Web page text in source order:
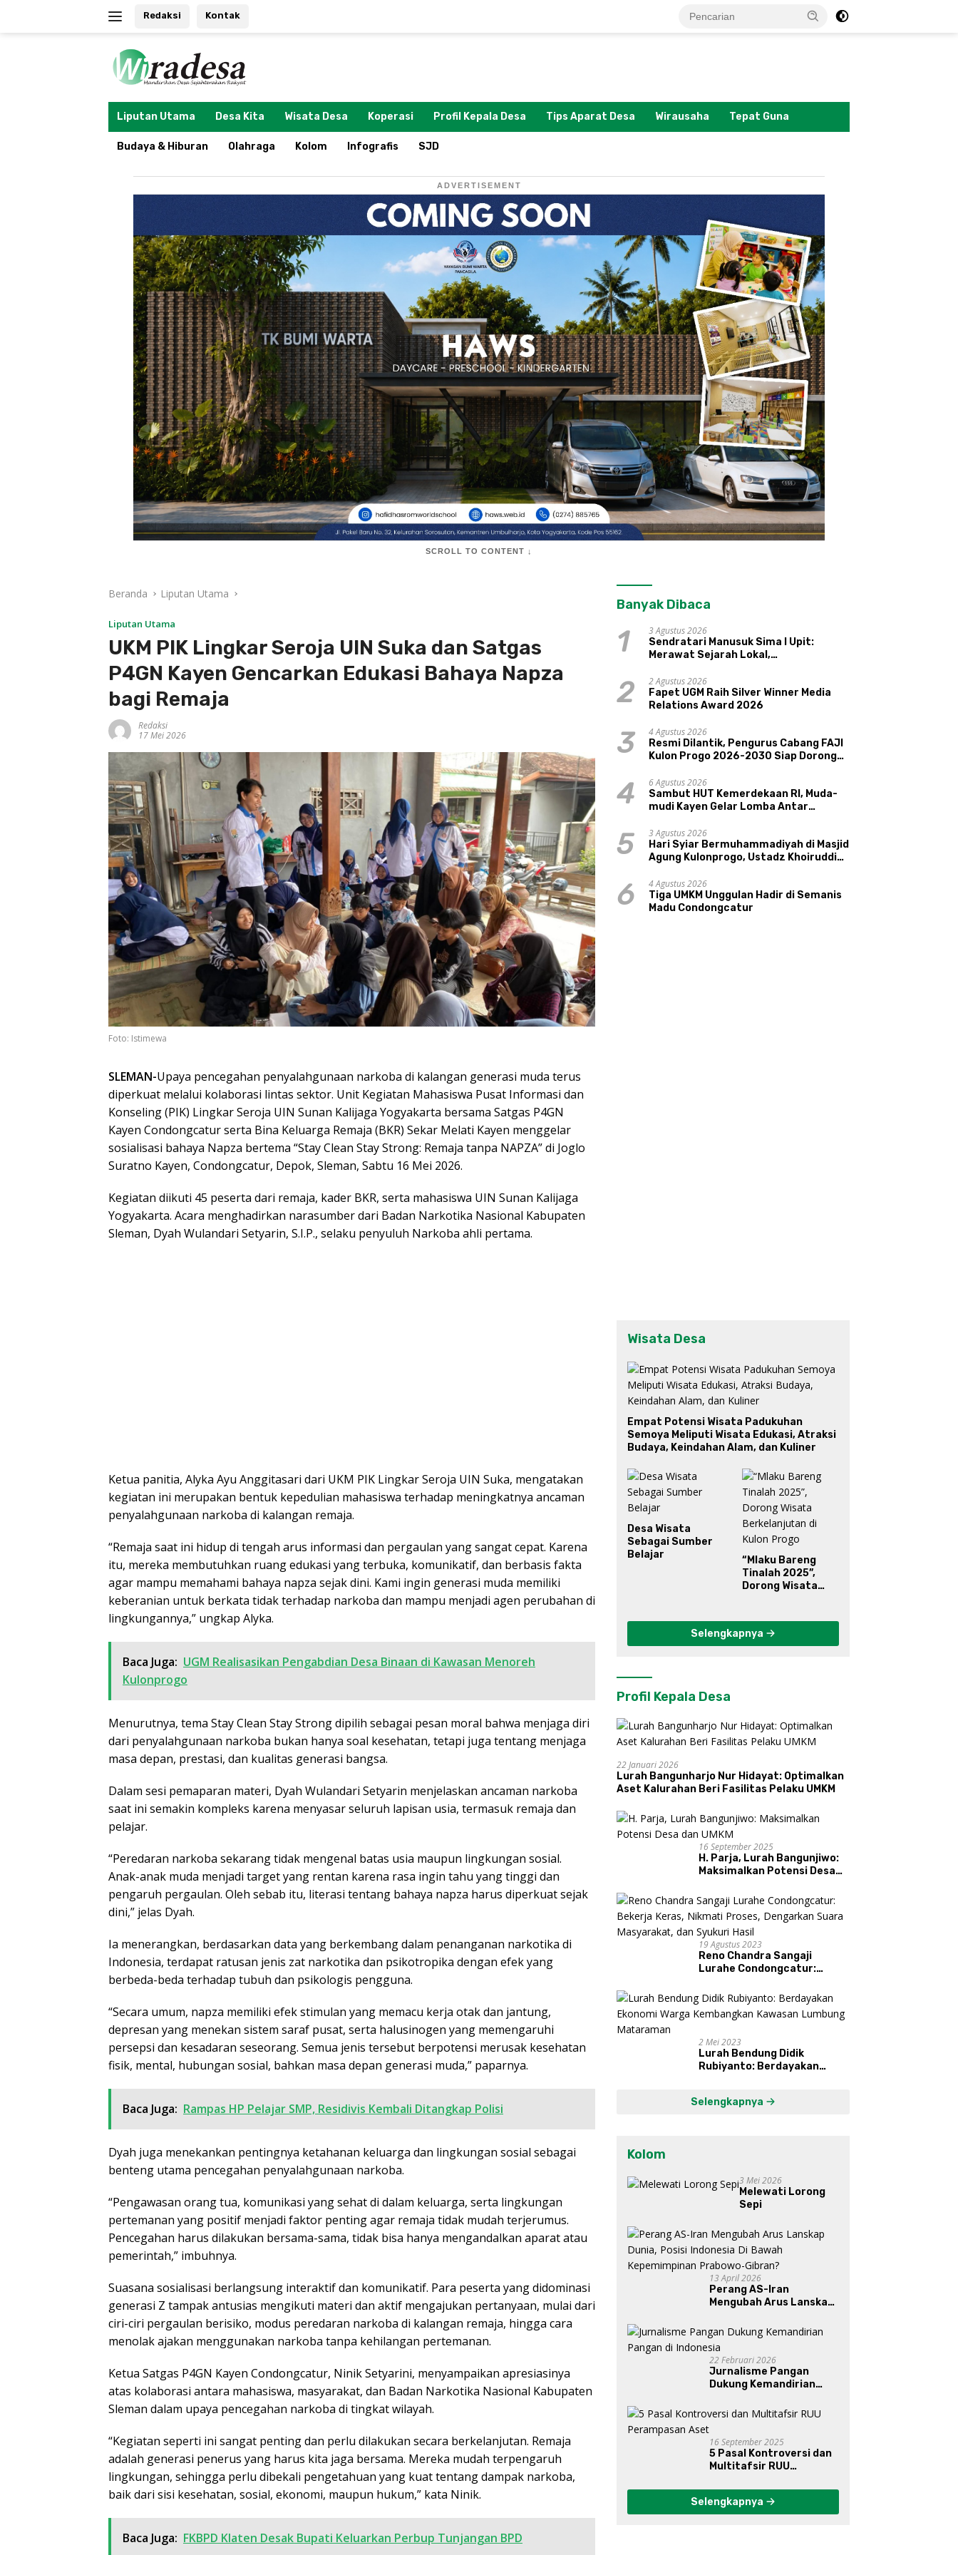
Redaksi Kontak
Liputan Utama Desa Kita Wisata Desa Koperasi Profil Kepala Desa Tips Aparat Desa Wirausaha Tepat Guna
Budaya & Hiburan Olahraga Kolom Infografis SJD
ADVERTISEMENT
SCROLL TO CONTENT ↓
Beranda Liputan Utama
Liputan Utama
UKM PIK Lingkar Seroja UIN Suka dan Satgas
P4GN Kayen Gencarkan Edukasi Bahaya Napza
bagi Remaja
Redaksi
17 Mei 2026
Foto: Istimewa
SLEMAN-Upaya pencegahan penyalahgunaan narkoba di kalangan generasi muda terus
diperkuat melalui kolaborasi lintas sektor. Unit Kegiatan Mahasiswa Pusat Informasi dan
Konseling (PIK) Lingkar Seroja UIN Sunan Kalijaga Yogyakarta bersama Satgas P4GN
Kayen Condongcatur serta Bina Keluarga Remaja (BKR) Sekar Melati Kayen menggelar
sosialisasi bahaya Napza bertema “Stay Clean Stay Strong: Remaja tanpa NAPZA” di Joglo
Suratno Kayen, Condongcatur, Depok, Sleman, Sabtu 16 Mei 2026.
Kegiatan diikuti 45 peserta dari remaja, kader BKR, serta mahasiswa UIN Sunan Kalijaga
Yogyakarta. Acara menghadirkan narasumber dari Badan Narkotika Nasional Kabupaten
Sleman, Dyah Wulandari Setyarin, S.I.P., selaku penyuluh Narkoba ahli pertama.
Ketua panitia, Alyka Ayu Anggitasari dari UKM PIK Lingkar Seroja UIN Suka, mengatakan
kegiatan ini merupakan bentuk kepedulian mahasiswa terhadap meningkatnya ancaman
penyalahgunaan narkoba di kalangan remaja.
“Remaja saat ini hidup di tengah arus informasi dan pergaulan yang sangat cepat. Karena
itu, mereka membutuhkan ruang edukasi yang terbuka, komunikatif, dan berbasis fakta
agar mampu memahami bahaya napza sejak dini. Kami ingin generasi muda memiliki
keberanian untuk berkata tidak terhadap narkoba dan mampu menjadi agen perubahan di
lingkungannya,” ungkap Alyka.
Baca Juga: UGM Realisasikan Pengabdian Desa Binaan di Kawasan Menoreh
Kulonprogo
Menurutnya, tema Stay Clean Stay Strong dipilih sebagai pesan moral bahwa menjaga diri
dari penyalahgunaan narkoba bukan hanya soal kesehatan, tetapi juga tentang menjaga
masa depan, prestasi, dan kualitas generasi bangsa.
Dalam sesi pemaparan materi, Dyah Wulandari Setyarin menjelaskan ancaman narkoba
saat ini semakin kompleks karena menyasar seluruh lapisan usia, termasuk remaja dan
pelajar.
“Peredaran narkoba sekarang tidak mengenal batas usia maupun lingkungan sosial.
Anak-anak muda menjadi target yang rentan karena rasa ingin tahu yang tinggi dan
pengaruh pergaulan. Oleh sebab itu, literasi tentang bahaya napza harus diperkuat sejak
dini,” jelas Dyah.
Ia menerangkan, berdasarkan data yang berkembang dalam penanganan narkotika di
Indonesia, terdapat ratusan jenis zat narkotika dan psikotropika dengan efek yang
berbeda-beda terhadap tubuh dan psikologis pengguna.
“Secara umum, napza memiliki efek stimulan yang memacu kerja otak dan jantung,
depresan yang menekan sistem saraf pusat, serta halusinogen yang memengaruhi
persepsi dan kesadaran seseorang. Semua jenis tersebut berpotensi merusak kesehatan
fisik, mental, hubungan sosial, bahkan masa depan generasi muda,” paparnya.
Baca Juga: Rampas HP Pelajar SMP, Residivis Kembali Ditangkap Polisi
Dyah juga menekankan pentingnya ketahanan keluarga dan lingkungan sosial sebagai
benteng utama pencegahan penyalahgunaan narkoba.
“Pengawasan orang tua, komunikasi yang sehat di dalam keluarga, serta lingkungan
pertemanan yang positif menjadi faktor penting agar remaja tidak mudah terjerumus.
Pencegahan harus dilakukan bersama-sama, tidak bisa hanya mengandalkan aparat atau
pemerintah,” imbuhnya.
Suasana sosialisasi berlangsung interaktif dan komunikatif. Para peserta yang didominasi
generasi Z tampak antusias mengikuti materi dan aktif mengajukan pertanyaan, mulai dari
ciri-ciri pergaulan berisiko, modus peredaran narkoba di kalangan remaja, hingga cara
menolak ajakan menggunakan narkoba tanpa kehilangan pertemanan.
Ketua Satgas P4GN Kayen Condongcatur, Ninik Setyarini, menyampaikan apresiasinya
atas kolaborasi antara mahasiswa, masyarakat, dan Badan Narkotika Nasional Kabupaten
Sleman dalam upaya pencegahan narkoba di tingkat wilayah.
“Kegiatan seperti ini sangat penting dan perlu dilakukan secara berkelanjutan. Remaja
adalah generasi penerus yang harus kita jaga bersama. Mereka mudah terpengaruh
lingkungan, sehingga perlu dibekali pengetahuan yang kuat tentang dampak narkoba,
baik dari sisi kesehatan, sosial, ekonomi, maupun hukum,” kata Ninik.
Baca Juga: FKBPD Klaten Desak Bupati Keluarkan Perbup Tunjangan BPD
Banyak Dibaca
1
3 Agustus 2026
Sendratari Manusuk Sima I Upit:
Merawat Sejarah Lokal,
Pariwisata, dan Ekologi Klaten
2
2 Agustus 2026
Fapet UGM Raih Silver Winner Media
Relations Award 2026
3
4 Agustus 2026
Resmi Dilantik, Pengurus Cabang FAJI
Kulon Progo 2026-2030 Siap Dorong
Sungai Progo
4
6 Agustus 2026
Sambut HUT Kemerdekaan RI, Muda-
mudi Kayen Gelar Lomba Antar
5
3 Agustus 2026
Hari Syiar Bermuhammadiyah di Masjid
Agung Kulonprogo, Ustadz Khoiruddin
Sakinah Adalah Agama
6
4 Agustus 2026
Tiga UMKM Unggulan Hadir di Semanis
Madu Condongcatur
Wisata Desa
Empat Potensi Wisata Padukuhan
Semoya Meliputi Wisata Edukasi, Atraksi
Budaya, Keindahan Alam, dan Kuliner
Desa Wisata
Sebagai Sumber
Belajar
“Mlaku Bareng
Tinalah 2025”,
Dorong Wisata
Selengkapnya
Profil Kepala Desa
22 Januari 2026
Lurah Bangunharjo Nur Hidayat: Optimalkan
Aset Kalurahan Beri Fasilitas Pelaku UMKM
16 September 2025
H. Parja, Lurah Bangunjiwo:
Maksimalkan Potensi Desa
19 Agustus 2023
Reno Chandra Sangaji
Lurahe Condongcatur:
Proses, Dengarkan Suara
Masyarakat, dan Syukuri
Hasil
2 Mei 2023
Lurah Bendung Didik
Rubiyanto: Berdayakan
Mataraman
Selengkapnya
Kolom
3 Mei 2026
Melewati Lorong
Sepi
13 April 2026
Perang AS-Iran
Mengubah Arus Lanskap
Bawah Kepemimpinan
Prabowo-Gibran?
22 Februari 2026
Jurnalisme Pangan
Dukung Kemandirian
16 September 2025
5 Pasal Kontroversi dan
Multitafsir RUU
Selengkapnya